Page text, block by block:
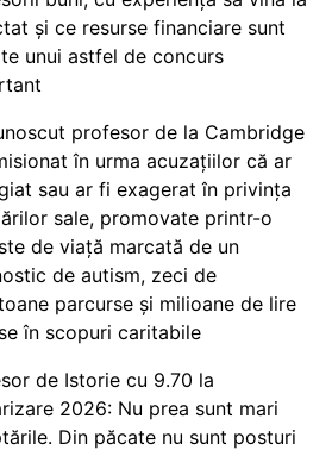
și ce resurse financiare sunt
unui astfel de concurs
profesor de la Cambridge
în urma acuzațiilor că ar
sau ar fi exagerat în privința
sale, promovate printr-o
de viață marcată de un
de autism, zeci de
parcurse și milioane de lire
în scopuri caritabile
de Istorie cu 9.70 la
2026: Nu prea sunt mari
Din păcate nu sunt posturi